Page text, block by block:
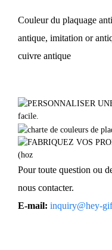
Couleur du plaquage
antique, imitation or
cuivre antique
Pour toute question ou
nous contacter.
E-mail: inquiry@hey-